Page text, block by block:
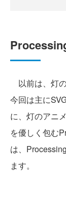
以前は、灯
今回は主に
に、灯のアニ
を優しく包む
は、
ます。